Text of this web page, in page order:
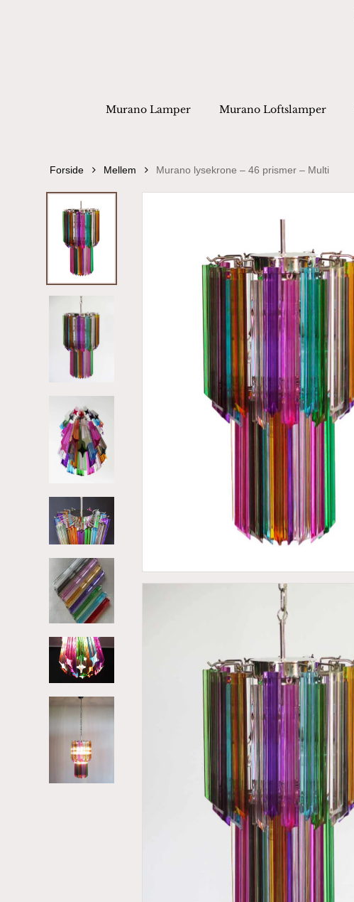
Murano Lamper Murano Loftslamper
Forside Mellem Murano lysekrone – 46 prismer – Multi